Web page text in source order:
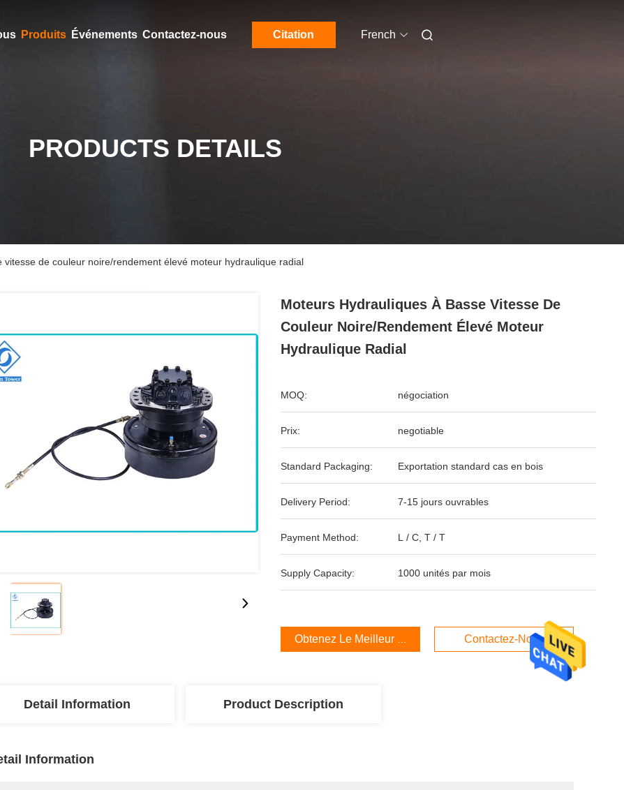
Produits Événements Contactez-nous Citation French
PRODUCTS DETAILS
vitesse de couleur noire/rendement élevé moteur hydraulique radial
Moteurs Hydrauliques À Basse Vitesse De
Couleur Noire/rendement Élevé Moteur
Hydraulique Radial
MOQ: négociation
Prix: negotiable
Standard Packaging: Exportation standard cas en bois
Delivery Period: 7-15 jours ouvrables
Payment Method: L / C, T / T
Supply Capacity: 1000 unités par mois
Obtenez Le Meilleur Prix Contactez-Nous
Detail Information Product Description
Information